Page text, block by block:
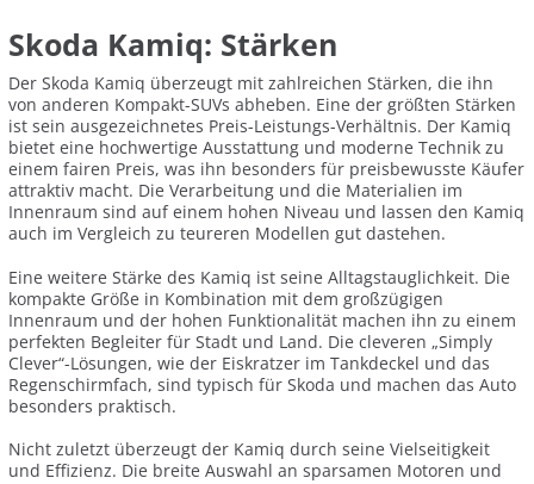
Skoda Kamiq: Stärken
Der Skoda Kamiq überzeugt mit zahlreichen Stärken, die ihn
von anderen Kompakt-SUVs abheben. Eine der größten Stärken
ist sein ausgezeichnetes Preis-Leistungs-Verhältnis. Der Kamiq
bietet eine hochwertige Ausstattung und moderne Technik zu
einem fairen Preis, was ihn besonders für preisbewusste Käufer
attraktiv macht. Die Verarbeitung und die Materialien im
Innenraum sind auf einem hohen Niveau und lassen den Kamiq
auch im Vergleich zu teureren Modellen gut dastehen.
Eine weitere Stärke des Kamiq ist seine Alltagstauglichkeit. Die
kompakte Größe in Kombination mit dem großzügigen
Innenraum und der hohen Funktionalität machen ihn zu einem
perfekten Begleiter für Stadt und Land. Die cleveren „Simply
Clever“-Lösungen, wie der Eiskratzer im Tankdeckel und das
Regenschirmfach, sind typisch für Skoda und machen das Auto
besonders praktisch.
Nicht zuletzt überzeugt der Kamiq durch seine Vielseitigkeit
und Effizienz. Die breite Auswahl an sparsamen Motoren und